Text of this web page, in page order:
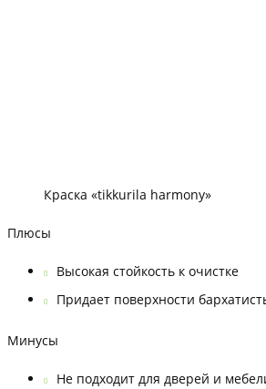
Краска «tikkurila harmony»
Плюсы
Высокая стойкость к очистке
Придает поверхности
Минусы
Не подходит для дверей и